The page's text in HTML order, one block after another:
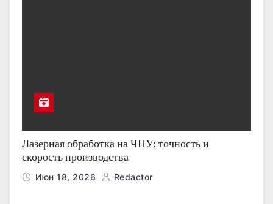
Лазерная обработка на ЧПУ: точность и
скорость производства
Июн 18, 2026 Redactor